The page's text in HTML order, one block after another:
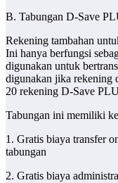
B. Tabungan D-Save
Rekening tambahan
Ini hanya berfungsi
digunakan untuk
digunakan jika rekening
20 rekening D-Save
Tabungan ini memiliki
1. Gratis biaya transfer
tabungan
2. Gratis biaya